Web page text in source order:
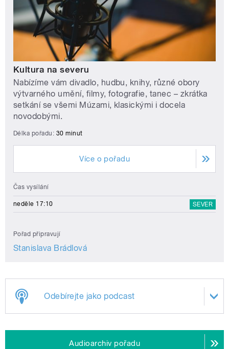
Kultura na severu
Nabízíme vám divadlo, hudbu, knihy, různé obory
výtvarného umění, filmy, fotografie, tanec – zkrátka
setkání se všemi Múzami, klasickými i docela
novodobými.
Délka pořadu: 30 minut
Více o pořadu
Čas vysílání
neděle 17:10 SEVER
Pořad připravují
Stanislava Brádlová
Odebírejte jako podcast
Audioarchiv pořadu